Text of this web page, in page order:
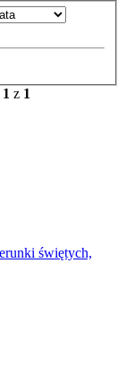
1 z 1
świętych,